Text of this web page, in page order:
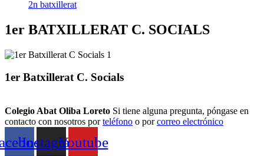
2n batxillerat
1er BATXILLERAT C. SOCIALS
1er Batxillerat C. Socials
Colegio Abat Oliba Loreto Si tiene alguna pregunta, póngase en
contacto con nosotros porteléfono o porcorreo electrónico
InstagramYoutube